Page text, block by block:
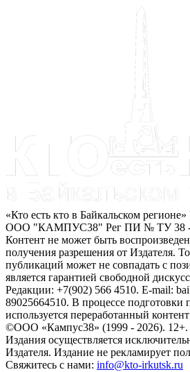
«Кто есть кто в Байкальском
ООО "КАМПУС38" Рег ПИ № ТУ 38 -
Контент не может быть
получения разрешения от Издателя.
публикаций может не совпадать с
является гарантией свободной
Редакции: +7(902) 566 4510. E-mail:
89025664510. В процессе подготовки
используется переработанный
©ООО «Кампус38» (1999 - 2026).
Издания осуществляется
Издателя. Издание не рекламирует
Свяжитесь с нами: info@kto-irkutsk.ru